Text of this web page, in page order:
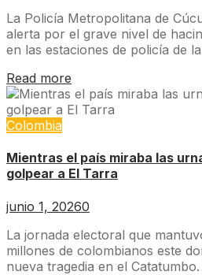
La Policía Metropolitana de
alerta por el grave nivel de
en las estaciones de policía de
Read more
Colombia
Mientras el país miraba las
golpear a El Tarra
junio 1, 20260
La jornada electoral que
millones de colombianos este
nueva tragedia en el